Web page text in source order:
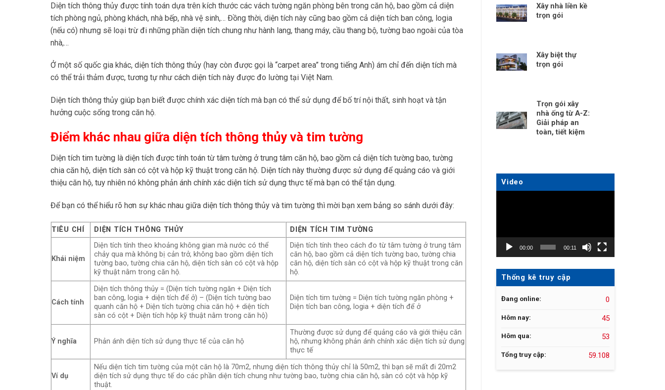
Diện tích thông thủy được tính toán dựa trên kích thước các vách tường ngăn phòng bên trong căn hộ, bao gồm cả diện
tích phòng ngủ, phòng khách, nhà bếp, nhà vệ sinh,… Đồng thời, diện tích này cũng bao gồm cả diện tích ban công, logia
(nếu có) nhưng sẽ loại trừ đi những phần diện tích chung như hành lang, thang máy, cầu thang bộ, tường bao ngoài của tòa
nhà,…
Ở một số quốc gia khác, diện tích thông thủy (hay còn được gọi là “carpet area” trong tiếng Anh) ám chỉ đến diện tích mà
có thể trải thảm được, tương tự như cách diện tích này được đo lường tại Việt Nam.
Diện tích thông thủy giúp bạn biết được chính xác diện tích mà bạn có thể sử dụng để bố trí nội thất, sinh hoạt và tận
hưởng cuộc sống trong căn hộ.
Điểm khác nhau giữa diện tích thông thủy và tim tường
Diện tích tim tường là diện tích được tính toán từ tâm tường ở trung tâm căn hộ, bao gồm cả diện tích tường bao, tường
chia căn hộ, diện tích sàn có cột và hộp kỹ thuật trong căn hộ. Diện tích này thường được sử dụng để quảng cáo và giới
thiệu căn hộ, tuy nhiên nó không phản ánh chính xác diện tích sử dụng thực tế mà bạn có thể tận dụng.
Để bạn có thể hiểu rõ hơn sự khác nhau giữa diện tích thông thủy và tim tường thì mời bạn xem bảng so sánh dưới đây:
TIÊU CHÍ DIỆN TÍCH THÔNG THỦY DIỆN TÍCH TIM TƯỜNG
Khái niệm
Diện tích tính theo khoảng không gian mà nước có thể
chảy qua mà không bị cản trở, không bao gồm diện tích
tường bao, tường chia căn hộ, diện tích sàn có cột và hộp
kỹ thuật nằm trong căn hộ.
Diện tích tính theo cách đo từ tâm tường ở trung tâm
căn hộ, bao gồm cả diện tích tường bao, tường chia
căn hộ, diện tích sàn có cột và hộp kỹ thuật trong căn
hộ.
Cách tính
Diện tích thông thủy = (Diện tích tường ngăn + Diện tích
ban công, logia + diện tích để ở) – (Diện tích tường bao
quanh căn hộ + Diện tích tường chia căn hộ + diện tích
sàn có cột + Diện tích hộp kỹ thuật nằm trong căn hộ)
Diện tích tim tường = Diện tích tường ngăn phòng +
Diện tích ban công, logia + diện tích để ở
Ý nghĩa Phản ánh diện tích sử dụng thực tế của căn hộ
Thường được sử dụng để quảng cáo và giới thiệu căn
hộ, nhưng không phản ánh chính xác diện tích sử dụng
thực tế
Ví dụ
Nếu diện tích tim tường của một căn hộ là 70m2, nhưng diện tích thông thủy chỉ là 50m2, thì bạn sẽ mất đi 20m2
diện tích sử dụng thực tế do các phần diện tích chung như tường bao, tường chia căn hộ, sàn có cột và hộp kỹ
thuật.
Xây nhà liền kề
trọn gói
Xây biệt thự
trọn gói
Trọn gói xây
nhà ống từ A-Z:
Giải pháp an
toàn, tiết kiệm
Video
00:00 00:11
Thống kê truy cập
Đang online: 0
Hôm nay: 45
Hôm qua: 53
Tổng truy cập: 59.108